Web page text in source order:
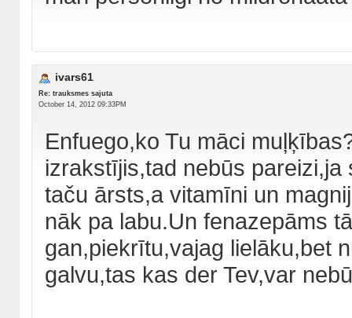
ivars61
Re: trauksmes sajuta
October 14, 2012 09:33PM
Enfuego,ko Tu māci
izrakstījis,tad nebūs
taču ārsts,a vitamīni un
nāk pa labu.Un fenazepāms
gan,piekrītu,vajag lielāku,bet
galvu,tas kas der Tev,var